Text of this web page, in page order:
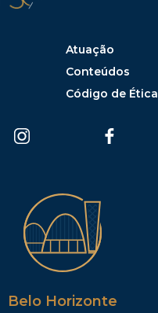
Atuação
Conteúdos
Código de Ética
Belo Horizonte